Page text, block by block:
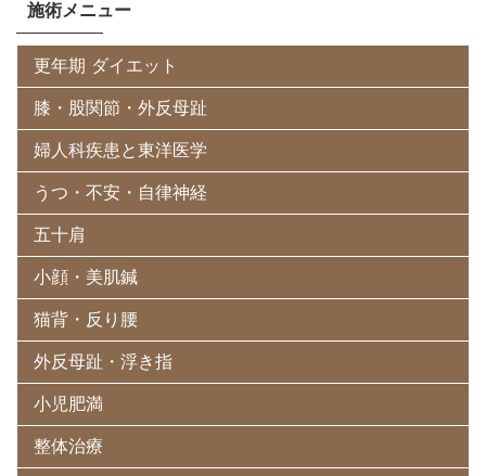
施術メニュー
更年期 ダイエット
膝・股関節・外反母趾
婦人科疾患と東洋医学
うつ・不安・自律神経
五十肩
小顔・美肌鍼
猫背・反り腰
外反母趾・浮き指
小児肥満
整体治療